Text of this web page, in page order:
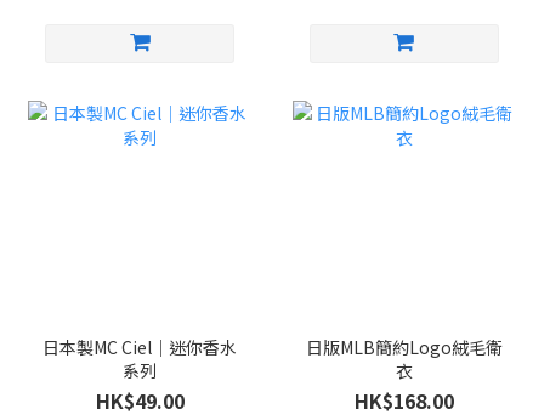
日本製MC Ciel｜迷你香水
系列
HK$49.00
日版MLB簡約Logo絨毛衛
衣
HK$168.00